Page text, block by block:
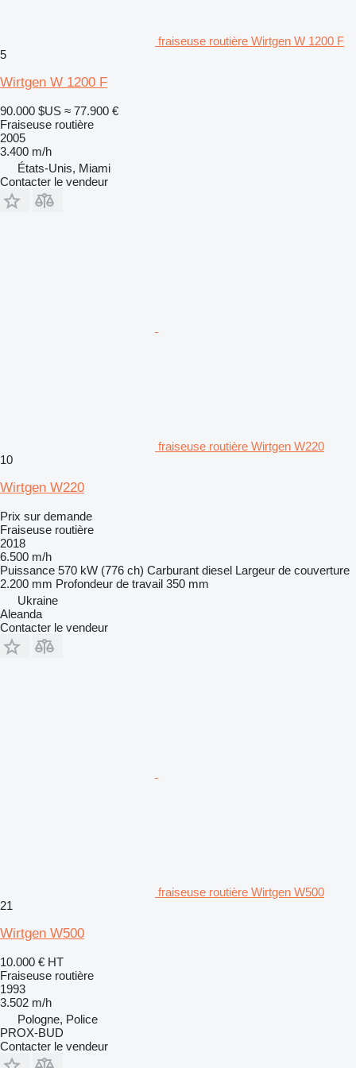
fraiseuse routière Wirtgen W 1200 F
5
Wirtgen W 1200 F
90.000 $US ≈ 77.900 €
Fraiseuse routière
2005
3.400 m/h
États-Unis, Miami
Contacter le vendeur
fraiseuse routière Wirtgen W220
10
Wirtgen W220
Prix sur demande
Fraiseuse routière
2018
6.500 m/h
Puissance 570 kW (776 ch) Carburant diesel Largeur de couverture
2.200 mm Profondeur de travail 350 mm
Ukraine
Aleanda
Contacter le vendeur
fraiseuse routière Wirtgen W500
21
Wirtgen W500
10.000 € HT
Fraiseuse routière
1993
3.502 m/h
Pologne, Police
PROX-BUD
Contacter le vendeur